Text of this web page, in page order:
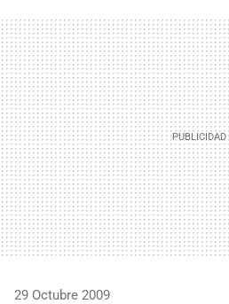
MAIL
29 Octubre 2009